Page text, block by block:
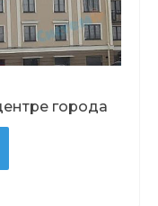
города